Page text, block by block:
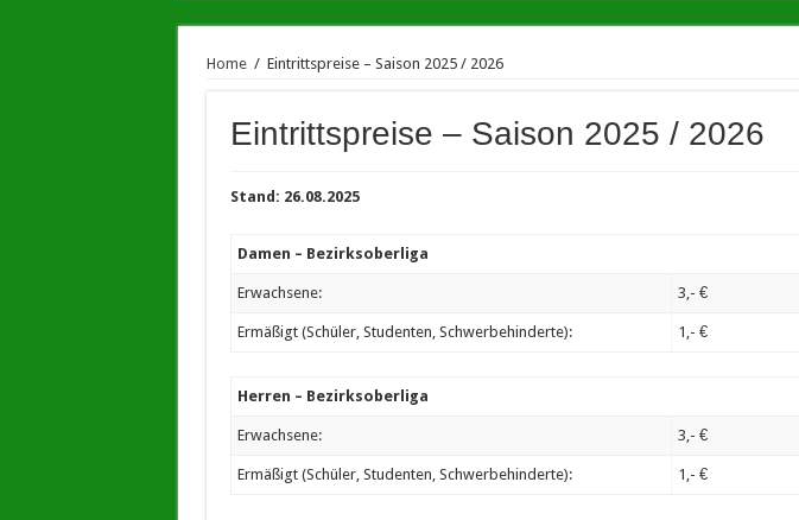
Home / Eintrittspreise – Saison 2025 / 2026
Eintrittspreise – Saison 2025 / 2026
Stand: 26.08.2025
Damen – Bezirksoberliga
Erwachsene: 3,- €
Ermäßigt (Schüler, Studenten, Schwerbehinderte): 1,- €
Herren – Bezirksoberliga
Erwachsene: 3,- €
Ermäßigt (Schüler, Studenten, Schwerbehinderte): 1,- €